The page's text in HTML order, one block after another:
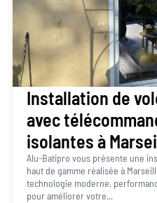
Installation de
avec
isolantes à
Alu-Batipro vous présente une
haut de gamme réalisée à
technologie moderne,
pour améliorer votre...